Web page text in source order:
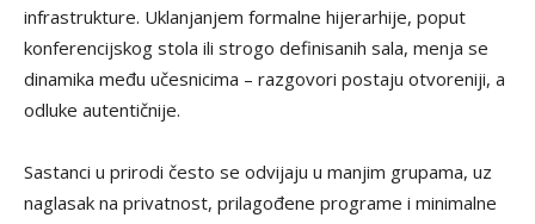
infrastrukture. Uklanjanjem formalne hijerarhije, poput
konferencijskog stola ili strogo definisanih sala, menja se
dinamika među učesnicima – razgovori postaju otvoreniji, a
odluke autentičnije.
Sastanci u prirodi često se odvijaju u manjim grupama, uz
naglasak na privatnost, prilagođene programe i minimalne